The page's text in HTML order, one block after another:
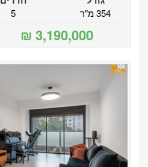
354 מ"ר 5